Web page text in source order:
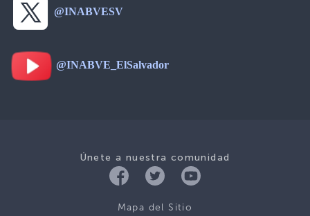
@INABVESV
@INABVE_ElSalvador
Únete a nuestra comunidad
Mapa del Sitio